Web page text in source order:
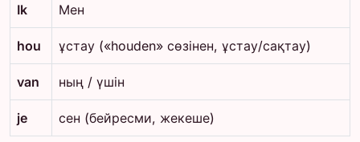
Ik Мен
hou ұстау («houden» сөзінен, ұстау/сақтау)
van ның / үшін
je сен (бейресми, жекеше)